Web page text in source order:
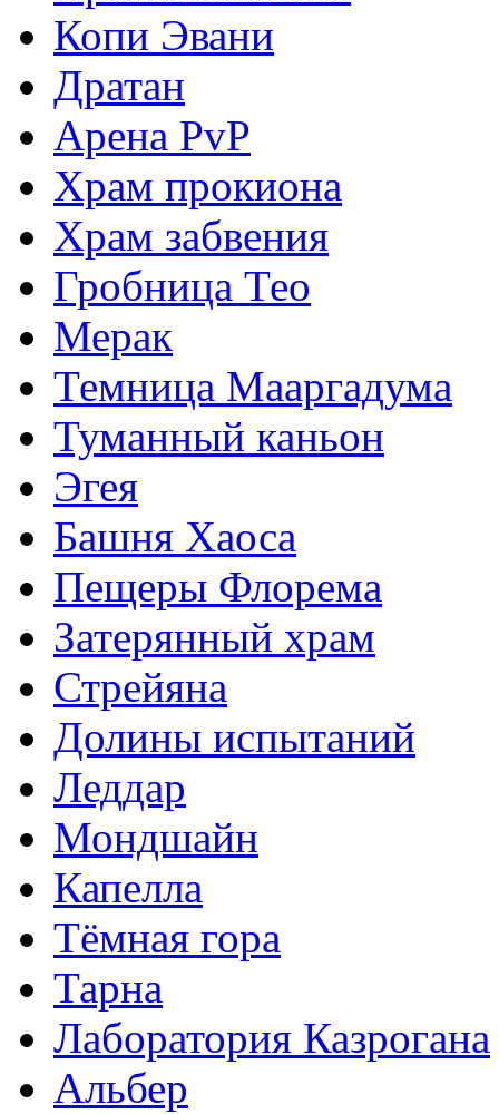
Копи Эвани
Дратан
Арена PvP
Храм прокиона
Храм забвения
Гробница Тео
Мерак
Темница Мааргадума
Туманный каньон
Эгея
Башня Хаоса
Пещеры Флорема
Затерянный храм
Стрейяна
Долины испытаний
Леддар
Мондшайн
Капелла
Тёмная гора
Тарна
Лаборатория Казрогана
Альбер